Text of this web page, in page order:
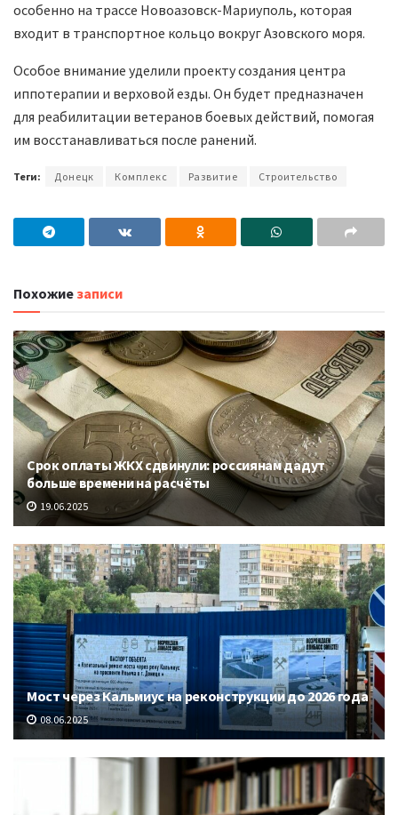
особенно на трассе Новоазовск-Мариуполь, которая
входит в транспортное кольцо вокруг Азовского моря.
Особое внимание уделили проекту создания центра
иппотерапии и верховой езды. Он будет предназначен
для реабилитации ветеранов боевых действий, помогая
им восстанавливаться после ранений.
Теги: Донецк Комплекс Развитие Строительство
Похожие записи
Срок оплаты ЖКХ сдвинули: россиянам дадут
больше времени на расчёты
19.06.2025
Мост через Кальмиус на реконструкции до 2026 года
08.06.2025